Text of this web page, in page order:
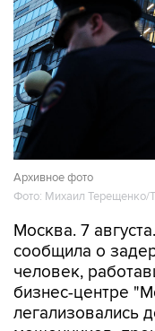
Архивное фото
Фото: Михаил
Москва. 7
человек,
бизнес-центре
легализовались
мошенников,
обменных